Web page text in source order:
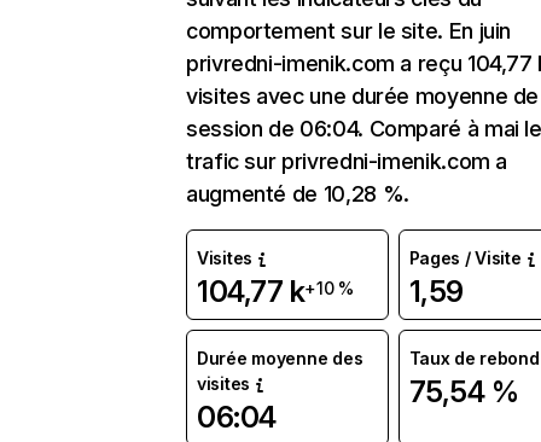
comportement sur le site. En juin
privredni-imenik.com a reçu 104,77
visites avec une durée moyenne
session de 06:04. Comparé à mai le
trafic sur privredni-imenik.com a
augmenté de 10,28 %.
Visites
104,77 k+10 %
Pages / Visite
1,59
Durée moyenne des
visites
06:04
Taux de rebond
75,54 %